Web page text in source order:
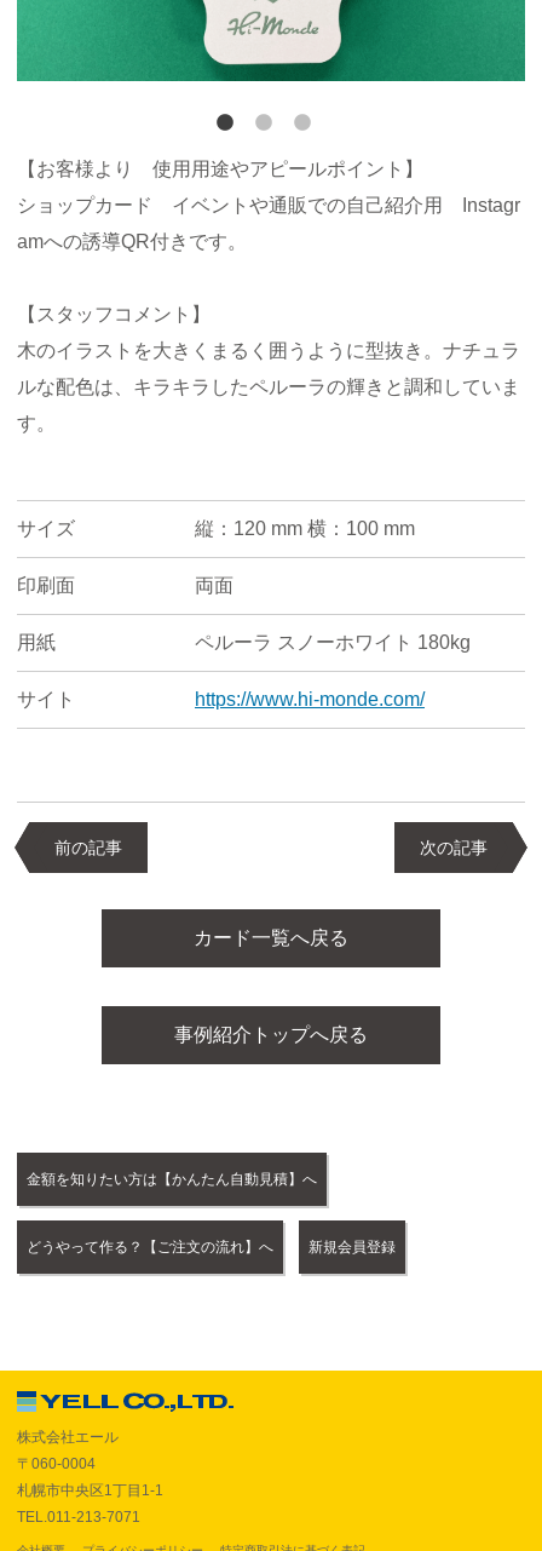
【お客様より 使用用途やアピールポイント】
ショップカード イベントや通販での自己紹介用 Instagr
amへの誘導QR付きです。
【スタッフコメント】
木のイラストを大きくまるく囲うように型抜き。ナチュラ
ルな配色は、キラキラしたペルーラの輝きと調和していま
す。
サイズ 縦：120 mm 横：100 mm
印刷面 両面
用紙 ペルーラ スノーホワイト 180kg
サイト https://www.hi-monde.com/
前の記事 次の記事
カード一覧へ戻る
事例紹介トップへ戻る
金額を知りたい方は【かんたん自動見積】へ
どうやって作る？【ご注文の流れ】へ 新規会員登録
株式会社エール
〒060-0004
札幌市中央区1丁目1-1
TEL.011-213-7071